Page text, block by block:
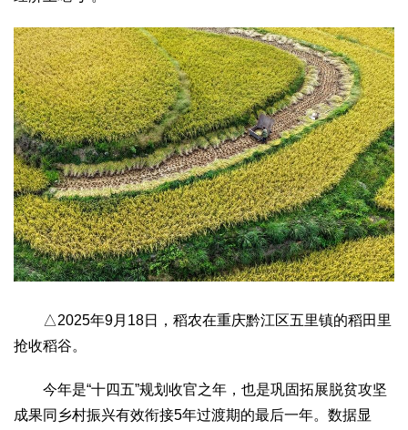
△2025年9月18日，稻农在重庆黔江区五里镇的稻田里
抢收稻谷。
今年是“十四五”规划收官之年，也是巩固拓展脱贫攻坚
成果同乡村振兴有效衔接5年过渡期的最后一年。数据显